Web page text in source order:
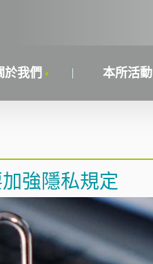
於我們 本所活動
強隱私規定